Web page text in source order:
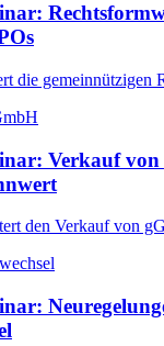
die gemeinnützigen
Verkauf
den Verkauf von